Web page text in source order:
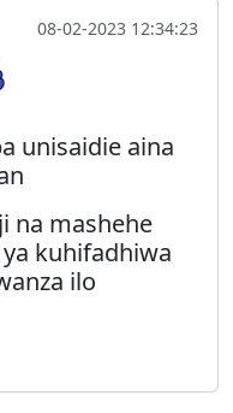
08-02-2023 12:34:23
unisaidie aina
na mashehe
kuhifadhiwa
ilo